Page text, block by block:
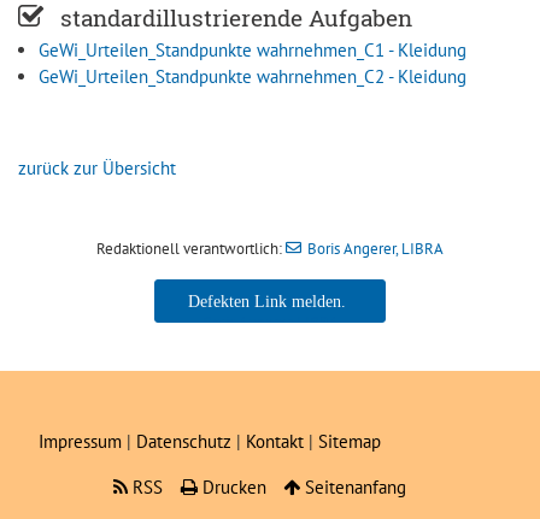
standardillustrierende Aufgaben
GeWi_Urteilen_Standpunkte wahrnehmen_C1 - Kleidung
GeWi_Urteilen_Standpunkte wahrnehmen_C2 - Kleidung
zurück zur Übersicht
Redaktionell verantwortlich: Boris Angerer, LIBRA
Boris Angerer, LIBRA
Impressum | Datenschutz | Kontakt | Sitemap
RSS
Drucken Seitenanfang